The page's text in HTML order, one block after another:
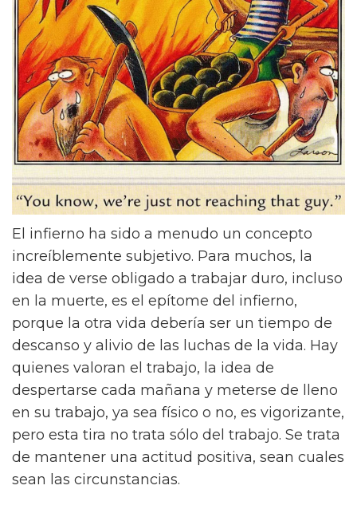
El infierno ha sido a menudo un concepto
increíblemente subjetivo. Para muchos, la
idea de verse obligado a trabajar duro, incluso
en la muerte, es el epítome del infierno,
porque la otra vida debería ser un tiempo de
descanso y alivio de las luchas de la vida. Hay
quienes valoran el trabajo, la idea de
despertarse cada mañana y meterse de lleno
en su trabajo, ya sea físico o no, es vigorizante,
pero esta tira no trata sólo del trabajo. Se trata
de mantener una actitud positiva, sean cuales
sean las circunstancias.